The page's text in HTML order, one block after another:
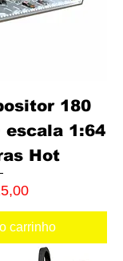
180
escala 1:64
Hot
carrinho